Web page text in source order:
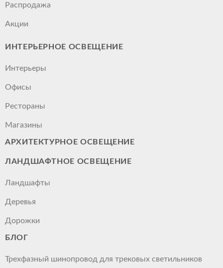
Распродажа
Акции
ИНТЕРЬЕРНОЕ ОСВЕЩЕНИЕ
Интерьеры
Офисы
Рестораны
Магазины
АРХИТЕКТУРНОЕ ОСВЕЩЕНИЕ
ЛАНДШАФТНОЕ ОСВЕЩЕНИЕ
Ландшафты
Деревья
Дорожки
БЛОГ
Трехфазный шинопровод для трековых светильников